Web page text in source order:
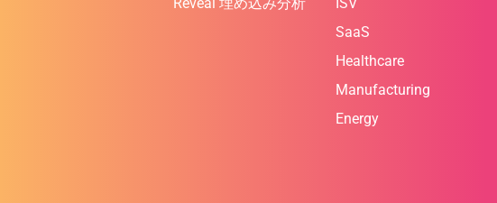
SaaS
Healthcare
Manufacturing
Energy